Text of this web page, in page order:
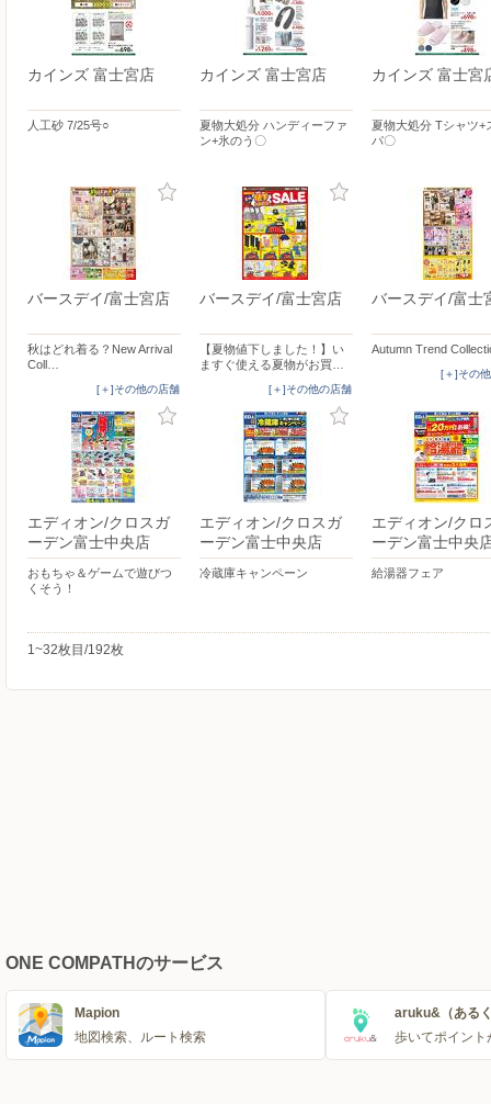
カインズ 富士宮店
人工砂 7/25号○
カインズ 富士宮店
夏物大処分 ハンディーファ
ン+氷のう〇
カインズ 富士宮
夏物大処分 Tシャツ+
パ〇
バースデイ/富士宮店
秋はどれ着る？New Arrival
Coll…
[＋]その他の店舗
バースデイ/富士宮店
【夏物値下しました！】い
ますぐ使える夏物がお買…
[＋]その他の店舗
バースデイ/富士
Autumn Trend
[＋]その
エディオン/クロスガ
ーデン富士中央店
おもちゃ＆ゲームで遊びつ
くそう！
エディオン/クロスガ
ーデン富士中央店
冷蔵庫キャンペーン
エディオン/クロ
ーデン富士中央
給湯器フェア
1~32枚目/192枚
ONE COMPATHのサービス
Mapion
地図検索、ルート検索
aruku&（ある
歩いてポイント